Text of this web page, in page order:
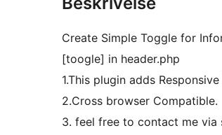
Create Simple Toggle for
[toogle] in header.php
1.This plugin adds
2.Cross browser Compatible.
3. feel free to contact me via